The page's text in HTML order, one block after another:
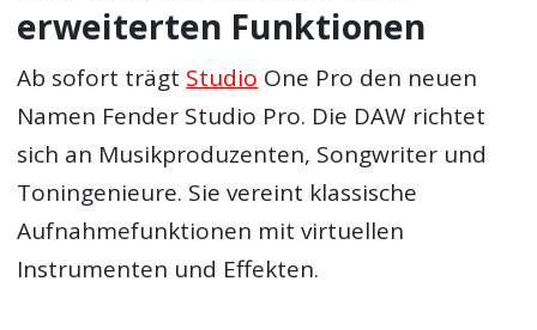
erweiterten Funktionen
Ab sofort trägt Studio One Pro den neuen
Namen Fender Studio Pro. Die DAW richtet
sich an Musikproduzenten, Songwriter und
Toningenieure. Sie vereint klassische
Aufnahmefunktionen mit virtuellen
Instrumenten und Effekten.